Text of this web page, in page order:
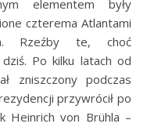
elementem były
czterema Atlantami
Rzeźby te, choć
Po kilku latach od
zniszczony podczas
przywrócił po
Heinrich von Brühla –